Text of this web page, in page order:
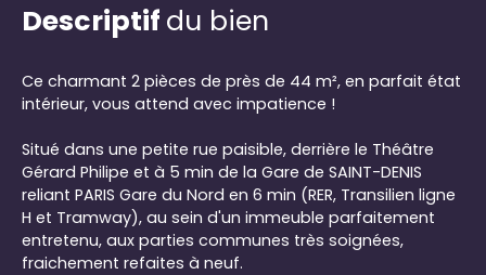
Descriptif du bien
Ce charmant 2 pièces de près de 44 m², en parfait état
intérieur, vous attend avec impatience !
Situé dans une petite rue paisible, derrière le Théâtre
Gérard Philipe et à 5 min de la Gare de SAINT-DENIS
reliant PARIS Gare du Nord en 6 min (RER, Transilien ligne
H et Tramway), au sein d'un immeuble parfaitement
entretenu, aux parties communes très soignées,
fraichement refaites à neuf.